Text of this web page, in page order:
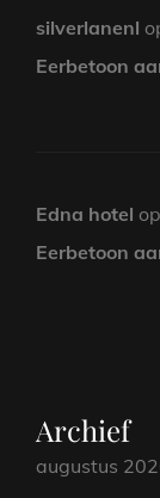
silverlanenl
Eerbetoon
Edna hotel op
Eerbetoon
Archief
augustus